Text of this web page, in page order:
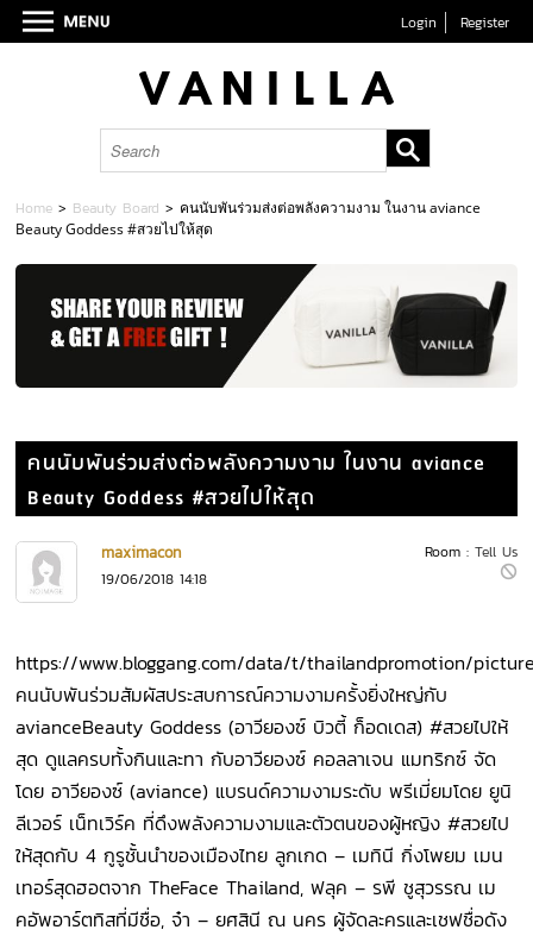
Login Register
Home > Beauty Board > คนนับพันร่วมส่งต่อพลังความงาม ในงาน aviance
Beauty Goddess #สวยไปให้สุด
คนนับพันร่วมส่งต่อพลังความงาม ในงาน aviance
Beauty Goddess #สวยไปให้สุด
Room : Tell Us
maximacon
19/06/2018 14:18
https://www.bloggang.com/data/t/thailandpromotion/
คนนับพันร่วมสัมผัสประสบการณ์ความงามครั้งยิ่งใหญ่กับ
avianceBeauty Goddess (อาวียองซ์ บิวตี้ ก็อดเดส) #สวยไปให้
สุด ดูแลครบทั้งกินและทา กับอาวียองซ์ คอลลาเจน แมทริกซ์ จัด
โดย อาวียองซ์ (aviance) แบรนด์ความงามระดับ พรีเมี่ยมโดย ยูนิ
ลีเวอร์ เน็ทเวิร์ค ที่ดึงพลังความงามและตัวตนของผู้หญิง #สวยไป
ให้สุดกับ 4 กูรูชั้นนำของเมืองไทย ลูกเกด – เมทินี กิ่งโพยม เมน
เทอร์สุดฮอตจาก TheFace Thailand, ฟลุค – รพี ชูสุวรรณ เม
คอัพอาร์ตทิสที่มีชื่อ, จ๋า – ยศสินี ณ นคร ผู้จัดละครและเชฟชื่อดัง